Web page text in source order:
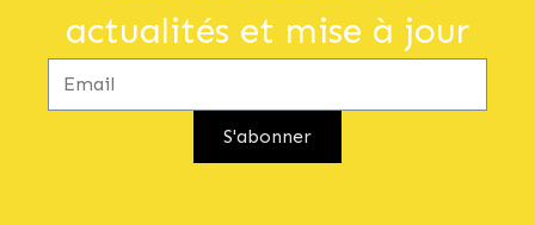
actualités et mise à jour
S'abonner